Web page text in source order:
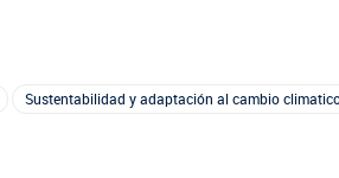
BIBLIOTECA
Sustentabilidad y adaptación al cambio